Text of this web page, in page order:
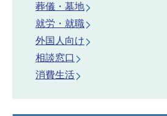
葬儀・墓地
就労・就職
外国人向け
相談窓口
消費生活